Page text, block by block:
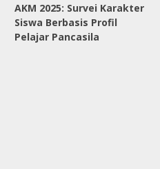
AKM 2025: Survei Karakter
Siswa Berbasis Profil
Pelajar Pancasila